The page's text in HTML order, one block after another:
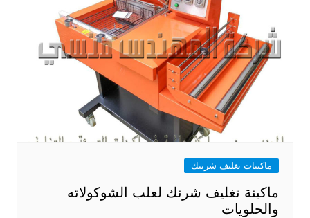
ماكينات تغليف شرينك
ماكينة تغليف شرنك لعلب الشوكولاته
والحلويات